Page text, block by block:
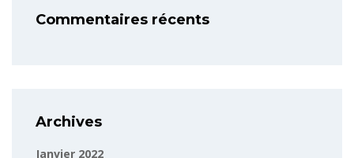
Commentaires récents
Archives
Janvier 2022